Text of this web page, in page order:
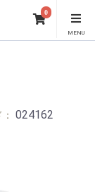
0
MENU
024162